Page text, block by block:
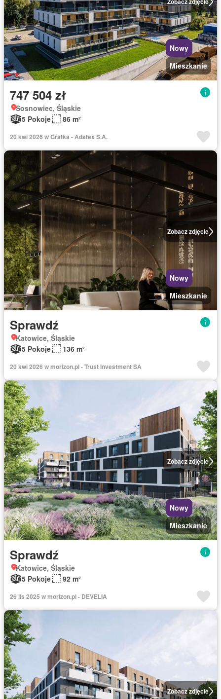
Nowy
Mieszkanie
747 504 zł
Sosnowiec, Śląskie
5 Pokoje
86 m²
20 kwi 2026 w Gratka - Adatex S.A.
Zobacz zdjęcie
Nowy
Mieszkanie
Sprawdź
Katowice, Śląskie
5 Pokoje
136 m²
20 kwi 2026 w morizon.pl - Trust Investment SA
Zobacz zdjęcie
Nowy
Mieszkanie
Sprawdź
Katowice, Śląskie
5 Pokoje
92 m²
26 lis 2025 w morizon.pl - DEVELIA
Zobacz zdjęcie